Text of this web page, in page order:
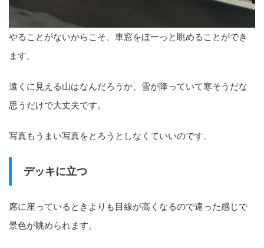
やることがないからこそ、車窓をぼーっと眺めることができ
ます。
遠くに見える山はなんだろうか、雪が降っていて寒そうだな
思うだけで大丈夫です。
写真もうまい写真をとろうとしなくていいのです。
デッキに立つ
席に座っているときよりも目線が高くなるので違った感じで
景色が眺められます。